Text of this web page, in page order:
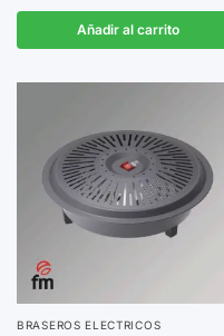
Añadir al carrito
BRASEROS ELECTRICOS